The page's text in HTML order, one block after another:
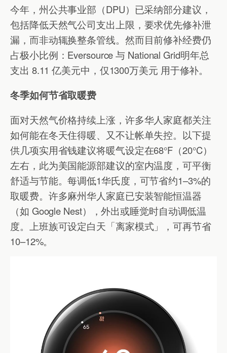
今年，州公共事业部（DPU）已采纳部分建议，
包括降低天然气公司支出上限，要求优先修补泄
漏，而非动辄换整条管线。然而目前修补经费仍
占极小比例：Eversource 与 National Grid明年总
支出 8.11 亿美元中，仅1300万美元 用于修补。
冬季如何节省取暖费
面对天然气价格持续上涨，许多华人家庭都关注
如何能在冬天住得暖、又不让帐单失控。以下提
供几项实用省钱建议将暖气设定在68°F（20°C）
左右，此为美国能源部建议的室内温度，可平衡
舒适与节能。每调低1华氏度，可节省约1–3%的
取暖费。许多麻州华人家庭已安装智能恒温器
（如 Google Nest），外出或睡觉时自动调低温
度。上班族可设定白天「离家模式」，可再节省
10–12%。